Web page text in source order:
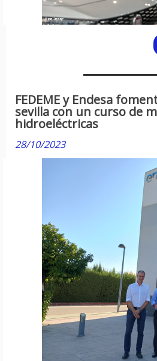
FEDEME y Endesa
sevilla con un curso de
hidroeléctricas
28/10/2023